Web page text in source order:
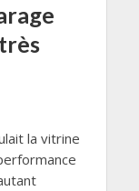
la vitrine